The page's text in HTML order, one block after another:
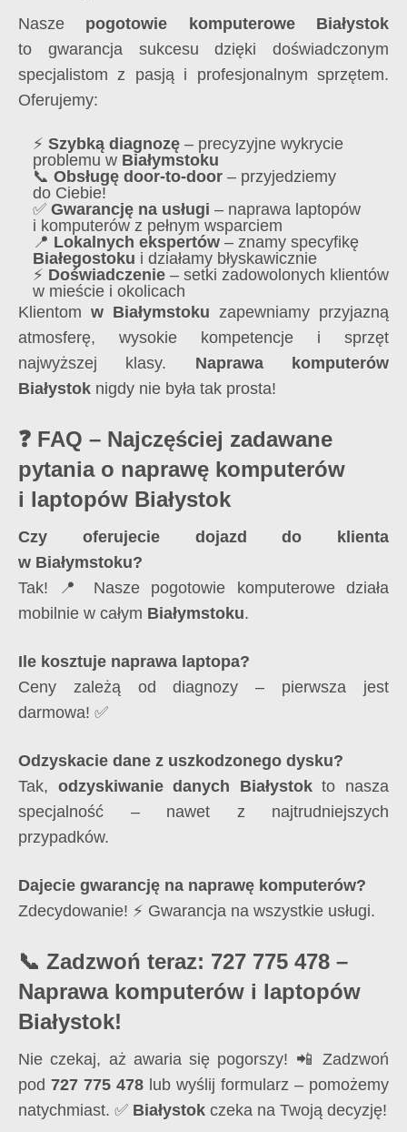
Nasze pogotowie komputerowe Białystok
to gwarancja sukcesu dzięki doświadczonym
specjalistom z pasją i profesjonalnym sprzętem.
Oferujemy:
⚡ Szybką diagnozę – precyzyjne wykrycie
problemu w Białymstoku
📞 Obsługę door-to-door – przyjedziemy
do Ciebie!
✅ Gwarancję na usługi – naprawa laptopów
i komputerów z pełnym wsparciem
📍 Lokalnych ekspertów – znamy specyfikę
Białegostoku i działamy błyskawicznie
⚡ Doświadczenie – setki zadowolonych klientów
w mieście i okolicach
Klientom w Białymstoku zapewniamy przyjazną
atmosferę, wysokie kompetencje i sprzęt
najwyższej klasy. Naprawa komputerów
Białystok nigdy nie była tak prosta!
❓ FAQ – Najczęściej zadawane
pytania o naprawę komputerów
i laptopów Białystok
Czy oferujecie dojazd do klienta
w Białymstoku?
Tak! 📍 Nasze pogotowie komputerowe działa
mobilnie w całym Białymstoku.
Ile kosztuje naprawa laptopa?
Ceny zależą od diagnozy – pierwsza jest
darmowa! ✅
Odzyskacie dane z uszkodzonego dysku?
Tak, odzyskiwanie danych Białystokto nasza
specjalność – nawet z najtrudniejszych
przypadków.
Dajecie gwarancję na naprawę komputerów?
Zdecydowanie! ⚡ Gwarancja na wszystkie usługi.
📞 Zadzwoń teraz: 727 775 478 –
Naprawa komputerów i laptopów
Białystok!
Nie czekaj, aż awaria się pogorszy! 📲 Zadzwoń
pod 727 775 478 lub wyślij formularz – pomożemy
natychmiast. ✅ Białystok czeka na Twoją decyzję!